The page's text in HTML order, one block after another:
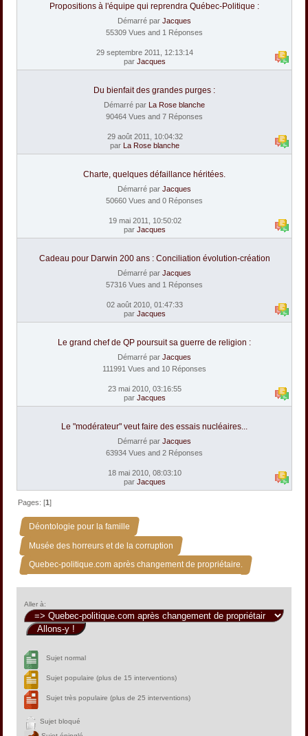
Propositions à l'équipe qui reprendra Québec-Politique :
Démarré par Jacques
55309 Vues and 1 Réponses
29 septembre 2011, 12:13:14
par Jacques
Du bienfait des grandes purges :
Démarré par La Rose blanche
90464 Vues and 7 Réponses
29 août 2011, 10:04:32
par La Rose blanche
Charte, quelques défaillance héritées.
Démarré par Jacques
50660 Vues and 0 Réponses
19 mai 2011, 10:50:02
par Jacques
Cadeau pour Darwin 200 ans : Conciliation évolution-création
Démarré par Jacques
57316 Vues and 1 Réponses
02 août 2010, 01:47:33
par Jacques
Le grand chef de QP poursuit sa guerre de religion :
Démarré par Jacques
111991 Vues and 10 Réponses
23 mai 2010, 03:16:55
par Jacques
Le "modérateur" veut faire des essais nucléaires...
Démarré par Jacques
63934 Vues and 2 Réponses
18 mai 2010, 08:03:10
par Jacques
Pages: [1]
Déontologie pour la famille »
Musée des horreurs et de la corruption »
Quebec-politique.com après changement de propriétaire.
Aller à:
Sujet normal
Sujet populaire (plus de 15 interventions)
Sujet très populaire (plus de 25 interventions)
Sujet bloqué